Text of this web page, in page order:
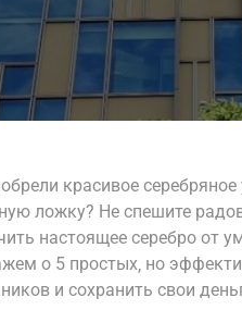
красивое
ложку? Не спешите
настоящее серебро от
о 5 простых‚ но
и сохранить свои